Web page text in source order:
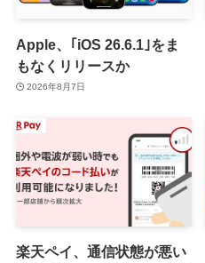
Apple、｢iOS 26.6.1｣をま
もなくリリースか
2026年8月7日
楽天ペイ、通信状態が悪い